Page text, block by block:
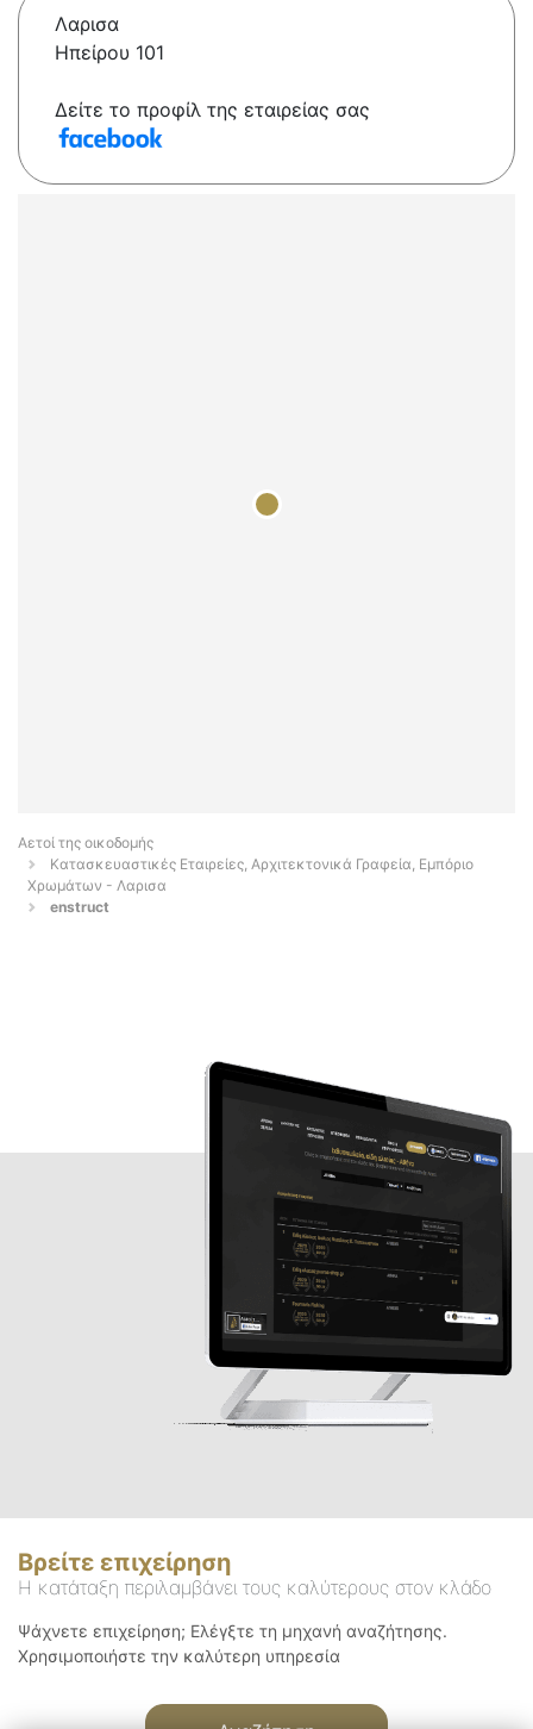
Λαρισα
Ηπείρου 101
Δείτε το προφίλ της εταιρείας σας
Αετοί της οικοδομής
Κατασκευαστικές Εταιρείες, Αρχιτεκτονικά Γραφεία, Εμπόριο
Χρωμάτων - Λαρισα
enstruct
Βρείτε επιχείρηση
Η κατάταξη περιλαμβάνει τους καλύτερους στον κλάδο
Ψάχνετε επιχείρηση; Ελέγξτε τη μηχανή αναζήτησης.
Χρησιμοποιήστε την καλύτερη υπηρεσία